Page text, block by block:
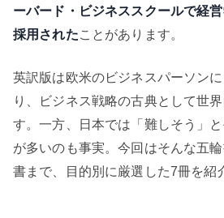
ーバード・ビジネススクールで経
採用されたことがあります。
英訳版は欧米のビジネスパーソン
り、ビジネス戦略の古典として世
す。一方、日本では「難しそう」
が多いのも事実。今回はそんな五
書まで、目的別に厳選した7冊を紹